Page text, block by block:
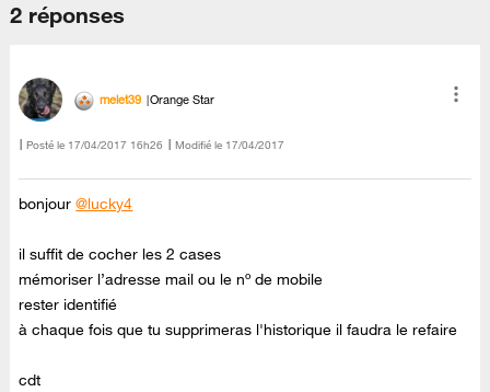
2 réponses
melet39 Orange Star
Posté le ‎17/04/2017 16h26 Modifié le 17/04/2017
bonjour@lucky4
il suffit de cocher les 2 cases
mémoriser l’adresse mail ou le nº de mobile
rester identifié
à chaque fois que tu supprimeras l'historique il faudra le refaire
cdt